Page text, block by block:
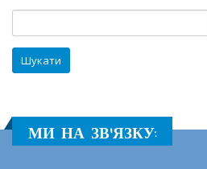
МИ НА ЗВ'ЯЗКУ: